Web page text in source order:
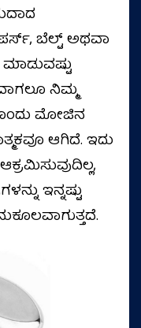
ಬೆಲ್ಟ್‌ ಅಥವಾ
ನಿಮ್ಮ
ಮೋಜಿನ
ಆಗಿದೆ. ಇದು
ಇನ್ನಷ್ಟು